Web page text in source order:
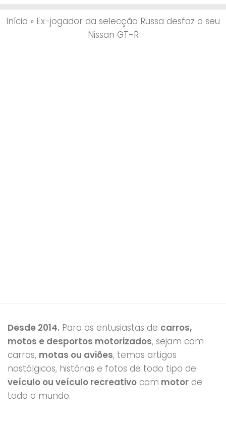
Início » Ex-jogador da selecção Russa desfaz o seu
Nissan GT-R
Desde 2014. Para os entusiastas de carros,
motos e desportos motorizados, sejam com
carros, motas ou aviões, temos artigos
nostálgicos, histórias e fotos de todo tipo de
veículo ou veículo recreativo com motor de
todo o mundo.